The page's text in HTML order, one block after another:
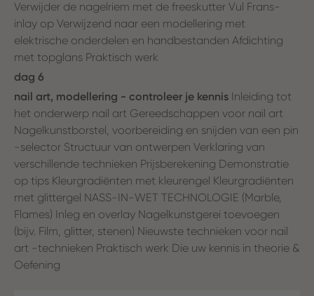
Verwijder de nagelriem met de freeskutter Vul Frans-
inlay op Verwijzend naar een modellering met
elektrische onderdelen en handbestanden Afdichting
met topglans Praktisch werk
dag 6
nail art, modellering - controleer je kennis Inleiding tot
het onderwerp nail art Gereedschappen voor nail art
Nagelkunstborstel, voorbereiding en snijden van een pin
-selector Structuur van ontwerpen Verklaring van
verschillende technieken Prijsberekening Demonstratie
op tips Kleurgradiënten met kleurengel Kleurgradiënten
met glittergel NASS-IN-WET TECHNOLOGIE (Marble,
Flames) Inleg en overlay Nagelkunstgerei toevoegen
(bijv. Film, glitter, stenen) Nieuwste technieken voor nail
art -technieken Praktisch werk Die uw kennis in theorie &
Oefening